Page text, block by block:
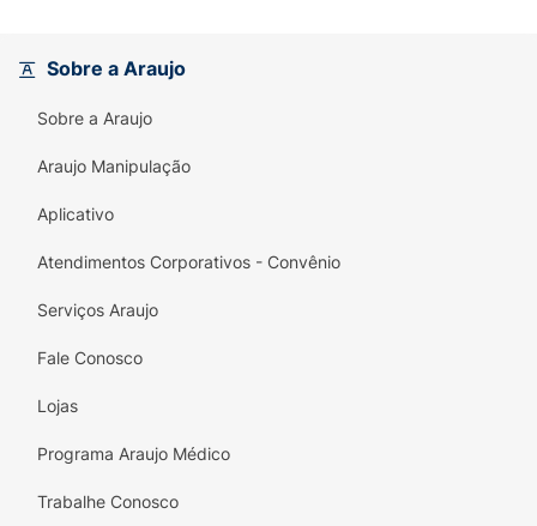
Sobre a Araujo
Sobre a Araujo
Araujo Manipulação
Aplicativo
Atendimentos Corporativos - Convênio
Serviços Araujo
Fale Conosco
Lojas
Programa Araujo Médico
Trabalhe Conosco